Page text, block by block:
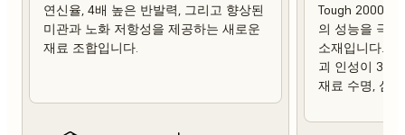
연신율, 4배 높은 반발력, 그리고 향상된
미관과 노화 저항성을 제공하는 새로운
재료 조합입니다.
Tough 2000
의 성능을 극
소재입니다.
괴 인성이 3배
재료 수명, 심